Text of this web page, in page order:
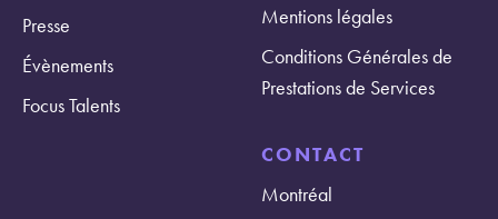
Presse
Évènements
Focus Talents
Mentions légales
Conditions Générales de
Prestations de Services
CONTACT
Montréal